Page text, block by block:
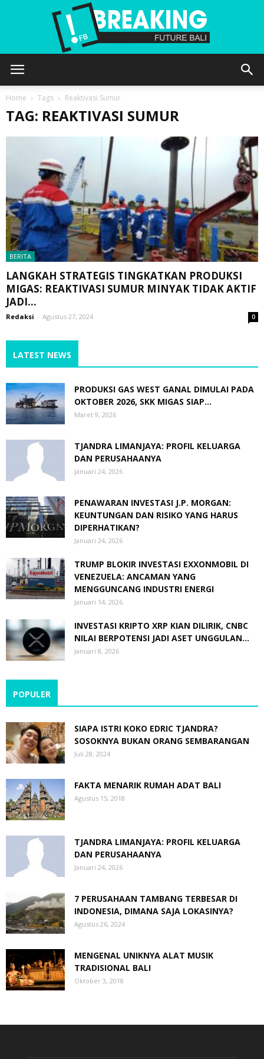
Home Tags Reaktivasi Sumur
TAG: REAKTIVASI SUMUR
BERITA
LANGKAH STRATEGIS TINGKATKAN PRODUKSI
MIGAS: REAKTIVASI SUMUR MINYAK TIDAK AKTIF
JADI...
Redaksi - Agustus 27, 2024 0
LATEST NEWS
PRODUKSI GAS WEST GANAL DIMULAI PADA
OKTOBER 2026, SKK MIGAS SIAP...
Maret 9, 2026
TJANDRA LIMANJAYA: PROFIL KELUARGA
DAN PERUSAHAANYA
Januari 24, 2026
PENAWARAN INVESTASI J.P. MORGAN:
KEUNTUNGAN DAN RISIKO YANG HARUS
DIPERHATIKAN?
Januari 24, 2026
TRUMP BLOKIR INVESTASI EXXONMOBIL DI
VENEZUELA: ANCAMAN YANG
MENGGUNCANG INDUSTRI ENERGI
Januari 14, 2026
INVESTASI KRIPTO XRP KIAN DILIRIK, CNBC
NILAI BERPOTENSI JADI ASET UNGGULAN...
Januari 8, 2026
POPULER
SIAPA ISTRI KOKO EDRIC TJANDRA?
SOSOKNYA BUKAN ORANG SEMBARANGAN
Juli 28, 2024
FAKTA MENARIK RUMAH ADAT BALI
Agustus 15, 2018
TJANDRA LIMANJAYA: PROFIL KELUARGA
DAN PERUSAHAANYA
Januari 24, 2026
7 PERUSAHAAN TAMBANG TERBESAR DI
INDONESIA, DIMANA SAJA LOKASINYA?
Agustus 26, 2024
MENGENAL UNIKNYA ALAT MUSIK
TRADISIONAL BALI
Oktober 3, 2018